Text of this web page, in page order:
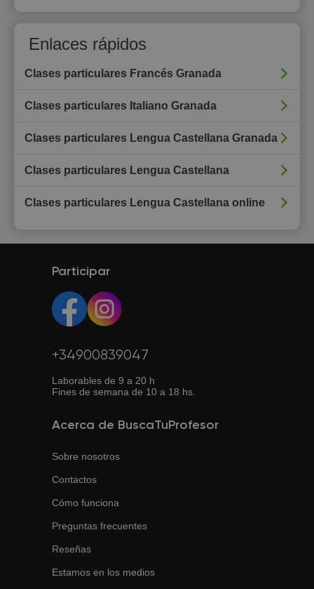
Enlaces rápidos
Clases particulares Francés Granada
Clases particulares Italiano Granada
Clases particulares Lengua Castellana Granada
Clases particulares Lengua Castellana
Clases particulares Lengua Castellana online
Participar
+34900839047
Laborables de 9 a 20 h
Fines de semana de 10 a 18 hs.
Acerca de BuscaTuProfesor
Sobre nosotros
Contactos
Cómo funciona
Preguntas frecuentes
Reseñas
Estamos en los medios